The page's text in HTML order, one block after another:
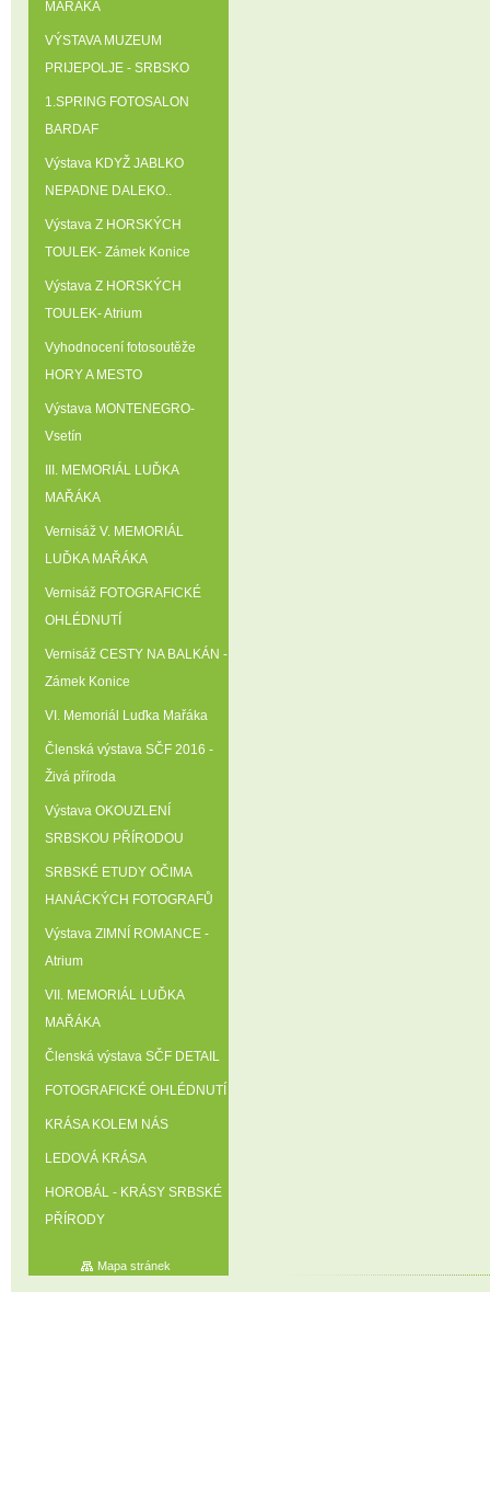
MAŘÁKA
VÝSTAVA MUZEUM
PRIJEPOLJE - SRBSKO
1.SPRING FOTOSALON
BARDAF
Výstava KDYŽ JABLKO
NEPADNE DALEKO..
Výstava Z HORSKÝCH
TOULEK- Zámek Konice
Výstava Z HORSKÝCH
TOULEK- Atrium
Vyhodnocení fotosoutěže
HORY A MESTO
Výstava MONTENEGRO-
Vsetín
III. MEMORIÁL LUĎKA
MAŘÁKA
Vernisáž V. MEMORIÁL
LUĎKA MAŘÁKA
Vernisáž FOTOGRAFICKÉ
OHLÉDNUTÍ
Vernisáž CESTY NA BALKÁN -
Zámek Konice
VI. Memoriál Luďka Mařáka
Členská výstava SČF 2016 -
Živá příroda
Výstava OKOUZLENÍ
SRBSKOU PŘÍRODOU
SRBSKÉ ETUDY OČIMA
HANÁCKÝCH FOTOGRAFŮ
Výstava ZIMNÍ ROMANCE -
Atrium
VII. MEMORIÁL LUĎKA
MAŘÁKA
Členská výstava SČF DETAIL
FOTOGRAFICKÉ OHLÉDNUTÍ
KRÁSA KOLEM NÁS
LEDOVÁ KRÁSA
HOROBÁL - KRÁSY SRBSKÉ
PŘÍRODY
Mapa stránek